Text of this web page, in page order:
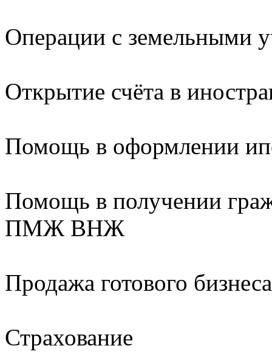
Операции с земельными
Открытие счёта в
Помощь в оформлении
Помощь в получении
ПМЖ ВНЖ
Продажа готового бизнеса
Страхование